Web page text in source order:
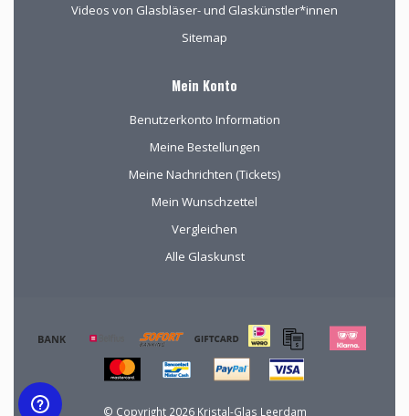
Videos von Glasbläser- und Glaskünstler*innen
Sitemap
Mein Konto
Benutzerkonto Information
Meine Bestellungen
Meine Nachrichten (Tickets)
Mein Wunschzettel
Vergleichen
Alle Glaskunst
© Copyright 2026 Kristal-Glas Leerdam